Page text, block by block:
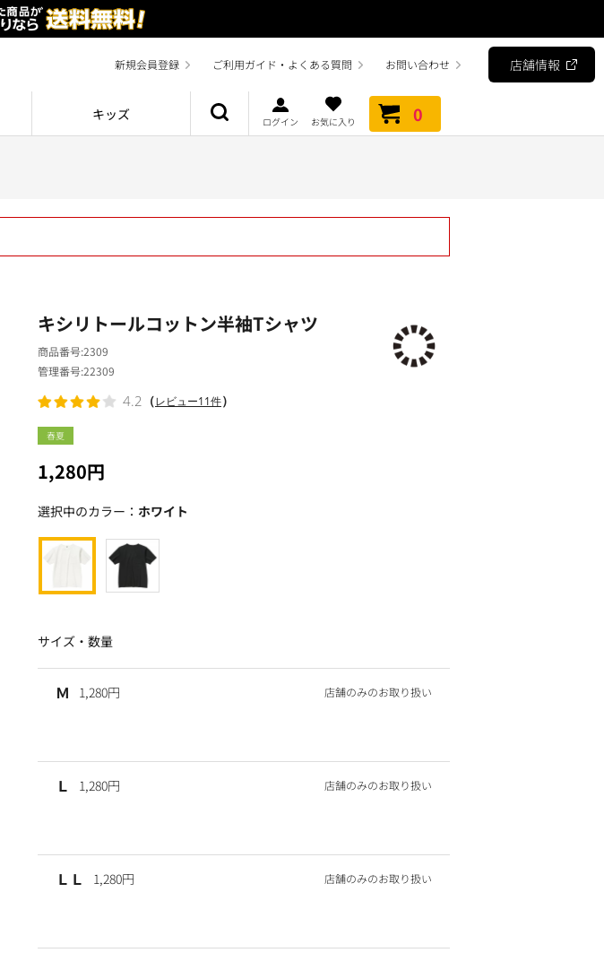
新規会員登録 ご利用ガイド・よくある質問 お問い合わせ 店舗情報
キッズ ログイン お気に入り 0
春夏
キシリトールコットン半袖Tシャツ
1,280円
商品番号2309
管理番号22309
4.2 （レビュー11件）
選択中のカラー： ホワイト
サイズ・数量
Ｍ 1,280円 店舗のみのお取り扱い
Ｌ 1,280円 店舗のみのお取り扱い
ＬＬ 1,280円 店舗のみのお取り扱い